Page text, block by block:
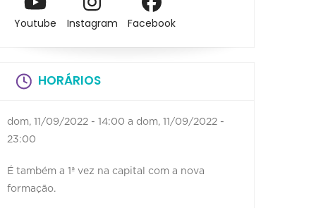
Youtube Instagram Facebook
HORÁRIOS
dom, 11/09/2022 - 14:00 a dom, 11/09/2022 -
23:00
É também a 1ª vez na capital com a nova
formação.